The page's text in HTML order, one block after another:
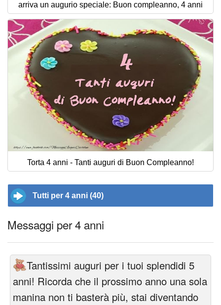
arriva un augurio speciale: Buon compleanno, 4 anni
Torta 4 anni - Tanti auguri di Buon Compleanno!
Tutti per 4 anni (40)
Messaggi per 4 anni
Tantissimi auguri per i tuoi splendidi 5
anni! Ricorda che il prossimo anno una sola
manina non ti basterà più, stai diventando